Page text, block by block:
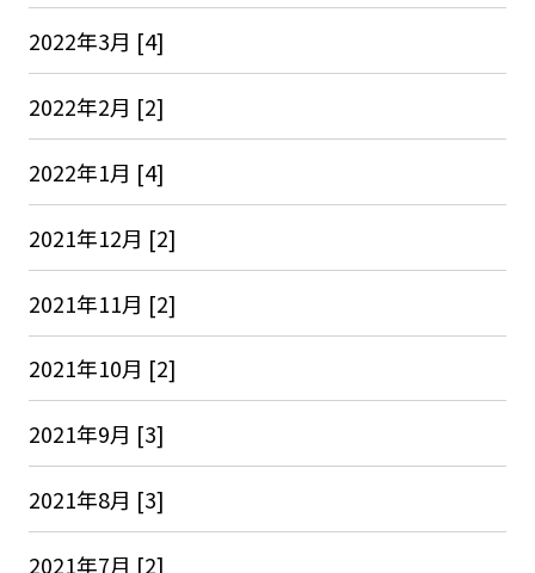
2022年3月 [4]
2022年2月 [2]
2022年1月 [4]
2021年12月 [2]
2021年11月 [2]
2021年10月 [2]
2021年9月 [3]
2021年8月 [3]
2021年7月 [2]